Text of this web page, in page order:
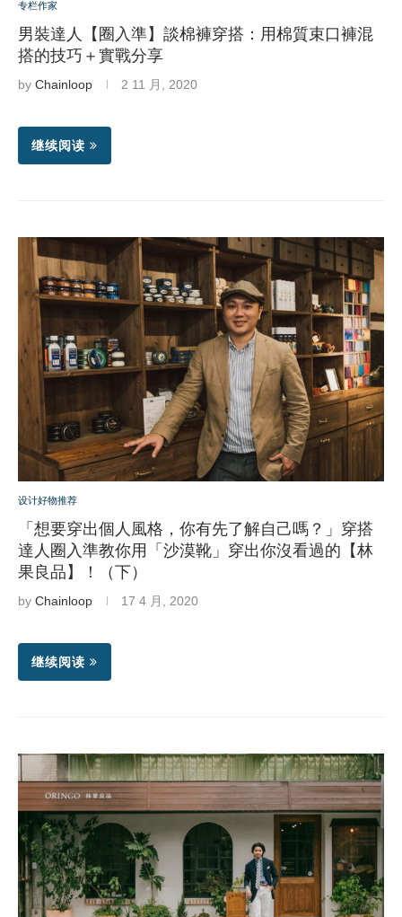
专栏作家
男裝達人【圈入準】談棉褲穿搭：用棉質束口褲混
搭的技巧＋實戰分享
by Chainloop 2 11 月, 2020
继续阅读
设计好物推荐
「想要穿出個人風格，你有先了解自己嗎？」穿搭
達人圈入準教你用「沙漠靴」穿出你沒看過的【林
果良品】！（下）
by Chainloop 17 4 月, 2020
继续阅读